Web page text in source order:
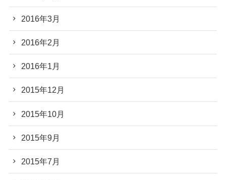
2016年3月
2016年2月
2016年1月
2015年12月
2015年10月
2015年9月
2015年7月